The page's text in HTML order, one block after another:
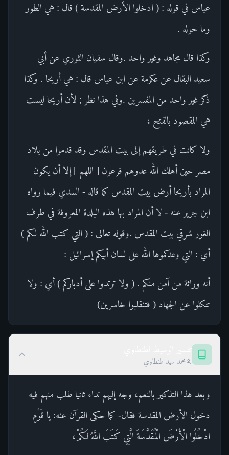
عباس في قوله : ( ادخلوا الأرض المقدسة ) قال : هي الطور
وما حوله .
وكذا قال مجاهد وغير واحد .وقال سفيان الثوري عن أبي
سعيد البقال عن عكرمة عن ابن عباس قال : هي أريحا . وكذا
ذكر غير واحد من المفسرين .وفي هذا نظر ; لأن أريحا ليست
هي المقصود بالفتح ،
ولا كانت في طريقهم إلى بيت المقدس وقد قدموا من بلاد
مصر حين أهلك الله عدوهم فرعون [ اللهم ] إلا أن يكون
المراد بأريحا أرض بيت المقدس كما قاله - السدي فيما رواه
ابن جرير عنه - لا أن المراد بها هذه البلدة المعروفة في طرف
الغور شرقي بيت المقدس .وقوله تعالى : ( التي كتب الله لكم )
أي : التي وعدكموها الله على لسان أبيكم إسرائيل :
أنه وراثة من آمن منكم . ( ولا ترتدوا على أدباركم ) أي : ولا
تنكلوا عن الجهاد ( فتنقلبوا خاسرين)
محمد سيد طنطاوي
وبعد هذا التذكير بالنعم، وجه إليهم نداء ثانيا طلب منهم فيه
دخول الأرض المقدسة فقال- كما حكى القرآن عنه: يا قَوْمِ
ادْخُلُوا الْأَرْضَ الْمُقَدَّسَةَ الَّتِي كَتَبَ اللَّهُ لَكُمْ،